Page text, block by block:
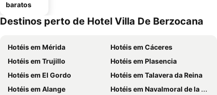
baratos
Destinos perto de Hotel Villa De Berzocana
Hotéis em Mérida
Hotéis em Cáceres
Hotéis em Trujillo
Hotéis em Plasencia
Hotéis em El Gordo
Hotéis em Talavera da Reina
Hotéis em Alange
Hotéis em Navalmoral de la Mata